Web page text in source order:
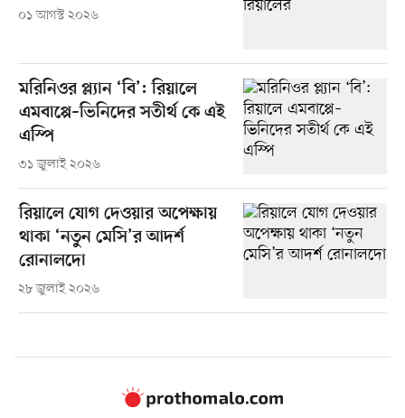
০১ আগস্ট ২০২৬
মরিনিওর প্ল্যান ‘বি’: রিয়ালে
এমবাপ্পে–ভিনিদের সতীর্থ কে এই
এস্পি
৩১ জুলাই ২০২৬
রিয়ালে যোগ দেওয়ার অপেক্ষায়
থাকা ‘নতুন মেসি’র আদর্শ
রোনালদো
২৮ জুলাই ২০২৬